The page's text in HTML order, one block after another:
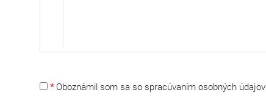
*Oboznámil som sa so spracúvaním osobných údajov